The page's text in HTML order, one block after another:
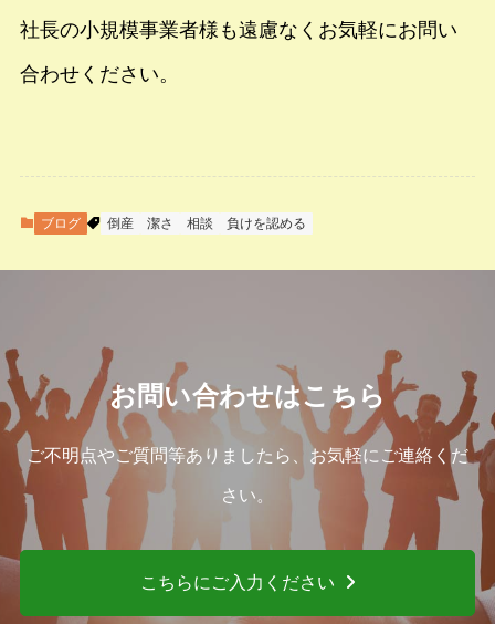
社長の小規模事業者様も遠慮なくお気軽にお問い
合わせください。
ブログ 倒産 潔さ 相談 負けを認める
お問い合わせはこちら
ご不明点やご質問等ありましたら、お気軽にご連絡くだ
さい。
こちらにご入力ください